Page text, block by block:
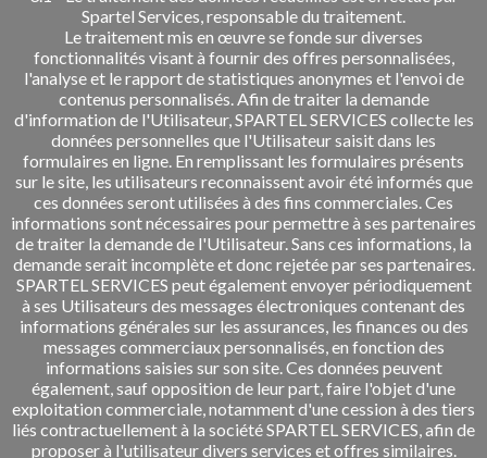
Spartel Services, responsable du traitement.
Le traitement mis en œuvre se fonde sur diverses
fonctionnalités visant à fournir des offres personnalisées,
l'analyse et le rapport de statistiques anonymes et l'envoi de
contenus personnalisés. Afin de traiter la demande
d'information de l'Utilisateur, SPARTEL SERVICES collecte les
données personnelles que l'Utilisateur saisit dans les
formulaires en ligne. En remplissant les formulaires présents
sur le site, les utilisateurs reconnaissent avoir été informés que
ces données seront utilisées à des fins commerciales. Ces
informations sont nécessaires pour permettre à ses partenaires
de traiter la demande de l'Utilisateur. Sans ces informations, la
demande serait incomplète et donc rejetée par ses partenaires.
SPARTEL SERVICES peut également envoyer périodiquement
à ses Utilisateurs des messages électroniques contenant des
informations générales sur les assurances, les finances ou des
messages commerciaux personnalisés, en fonction des
informations saisies sur son site. Ces données peuvent
également, sauf opposition de leur part, faire l'objet d'une
exploitation commerciale, notamment d'une cession à des tiers
liés contractuellement à la société SPARTEL SERVICES, afin de
proposer à l'utilisateur divers services et offres similaires.